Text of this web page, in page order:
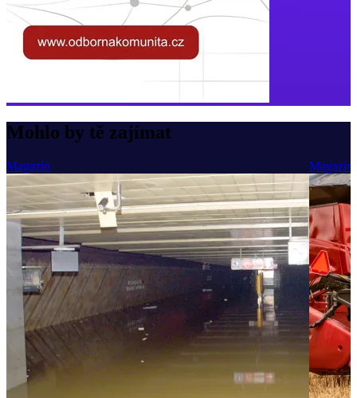
Mohlo by tě zajímat
Magazín Magazín